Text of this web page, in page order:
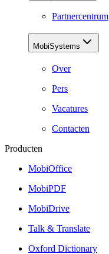
Partnercentrum
MobiSystems
Over
Pers
Vacatures
Contacten
Producten
MobiOffice
MobiPDF
MobiDrive
Talk & Translate
Oxford Dictionary